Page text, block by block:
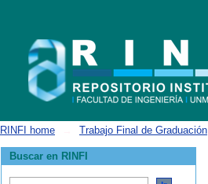
RINFI home Trabajo Final de Graduación
Buscar en RINFI